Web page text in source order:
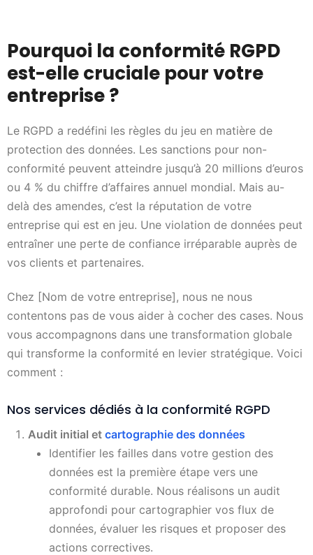
Pourquoi la conformité RGPD
est-elle cruciale pour votre
entreprise ?
Le RGPD a redéfini les règles du jeu en matière de
protection des données. Les sanctions pour non-
conformité peuvent atteindre jusqu’à 20 millions d’euros
ou 4 % du chiffre d’affaires annuel mondial. Mais au-
delà des amendes, c’est la réputation de votre
entreprise qui est en jeu. Une violation de données peut
entraîner une perte de confiance irréparable auprès de
vos clients et partenaires.
Chez [Nom de votre entreprise], nous ne nous
contentons pas de vous aider à cocher des cases. Nous
vous accompagnons dans une transformation globale
qui transforme la conformité en levier stratégique. Voici
comment :
Nos services dédiés à la conformité RGPD
Audit initial et cartographie des données
Identifier les failles dans votre gestion des
données est la première étape vers une
conformité durable. Nous réalisons un audit
approfondi pour cartographier vos flux de
données, évaluer les risques et proposer des
actions correctives.